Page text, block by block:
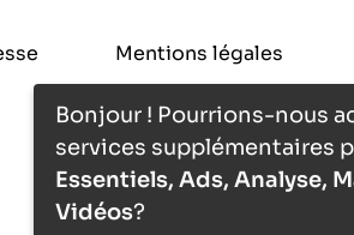
Mentions légales
Bonjour ! Pourrions-nous
services supplémentaires
Essentiels, Ads, Analyse,
Vidéos?